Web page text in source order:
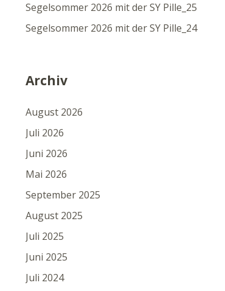
Segelsommer 2026 mit der SY Pille_25
Segelsommer 2026 mit der SY Pille_24
Archiv
August 2026
Juli 2026
Juni 2026
Mai 2026
September 2025
August 2025
Juli 2025
Juni 2025
Juli 2024